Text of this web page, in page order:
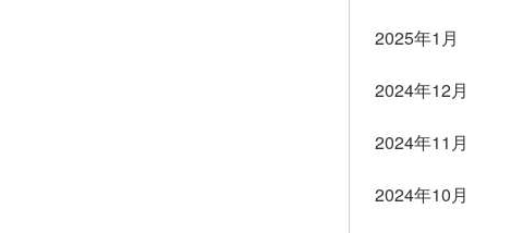
2025年1月
2024年12月
2024年11月
2024年10月